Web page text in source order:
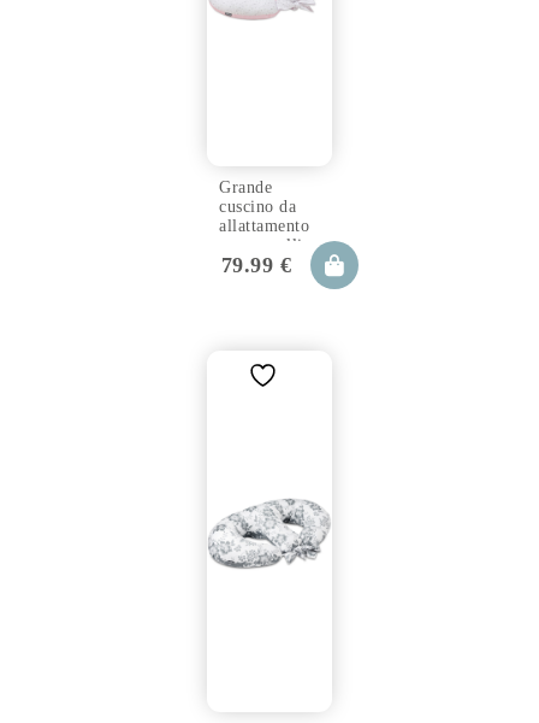
Grande
cuscino da
allattamento
per gemelli
TWIN aurora
79.99 €